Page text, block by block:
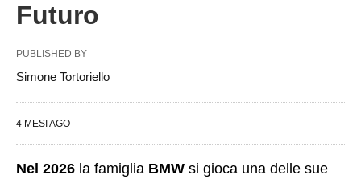
Futuro
PUBLISHED BY
Simone Tortoriello
4 MESI AGO
Nel 2026 la famiglia BMW si gioca una delle sue